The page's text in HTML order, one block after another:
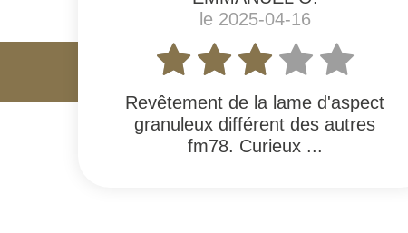
le 2025-04-16
Revêtement de la lame d'aspect
granuleux différent des autres
fm78. Curieux ...